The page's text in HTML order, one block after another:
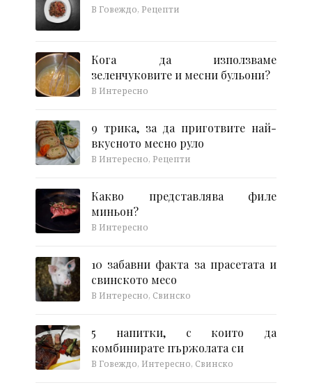
В Говеждо, Рецепти
Кога да използваме
зеленчуковите и месни бульони?
В Интересно
9 трика, за да приготвите най-
вкусното месно руло
В Интересно, Рецепти
Какво представлява филе
миньон?
В Интересно
10 забавни факта за прасетата и
свинското месо
В Интересно, Свинско
5 напитки, с които да
комбинирате пържолата си
В Говеждо, Интересно, Свинско